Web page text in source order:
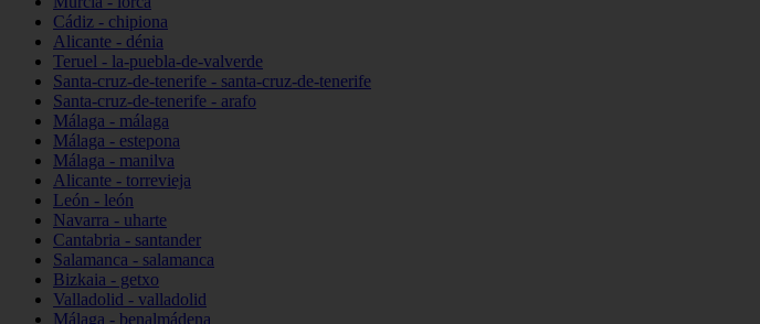
Cádiz - chipiona
Alicante - dénia
Teruel - la-puebla-de-valverde
Santa-cruz-de-tenerife - santa-cruz-de-tenerife
Santa-cruz-de-tenerife - arafo
Málaga - málaga
Málaga - estepona
Málaga - manilva
Alicante - torrevieja
León - león
Navarra - uharte
Cantabria - santander
Salamanca - salamanca
Bizkaia - getxo
Valladolid - valladolid
Málaga - benalmádena